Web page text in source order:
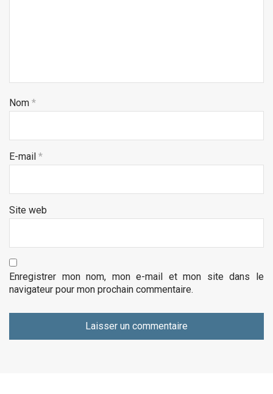
Nom *
E-mail *
Site web
Enregistrer mon nom, mon e-mail et mon site dans le
navigateur pour mon prochain commentaire.